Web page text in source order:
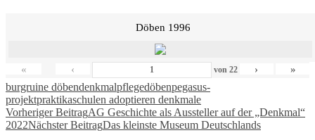
Döben 1996
« ‹ von 22 › »
burgruine döbendenkmalpflegedöbenpegasus-
projektpraktikaschulen adoptieren denkmale
Beitragsnavigation
Vorheriger BeitragAG Geschichte als Aussteller auf der „Denkmal“
2022Nächster BeitragDas kleinste Museum Deutschlands